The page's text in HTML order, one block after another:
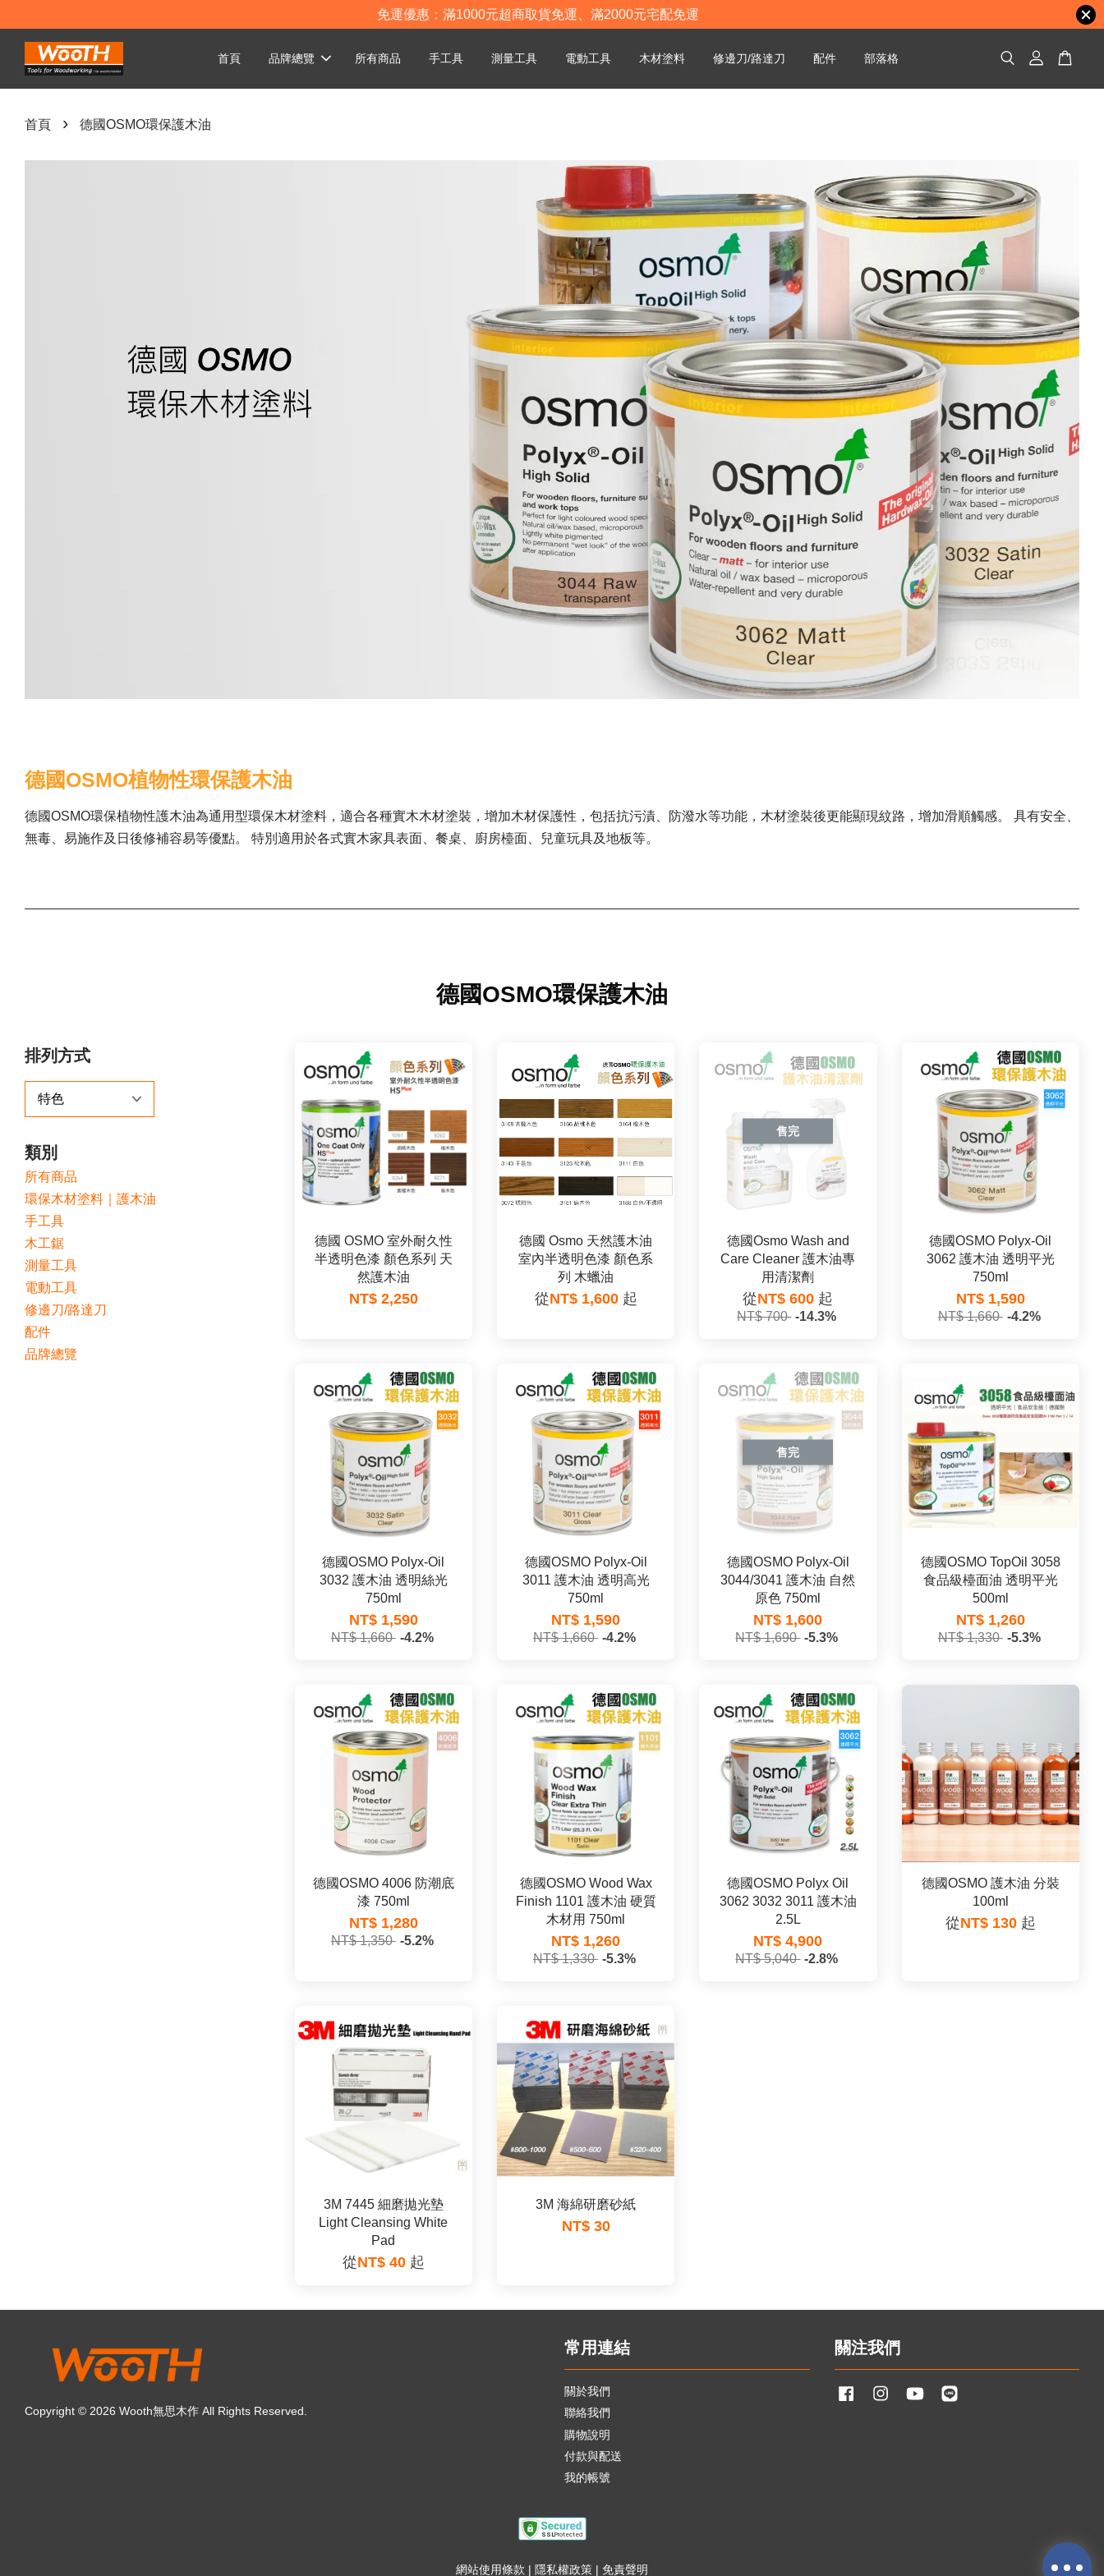
免運優惠：滿1000元超商取貨免運、滿2000元宅配免運
首頁 品牌總覽 所有商品 手工具 測量工具 電動工具 木材塗料 修邊刀/路達刀 配件 部落格
首頁 › 德國OSMO環保護木油
德國OSMO植物性環保護木油
德國OSMO環保植物性護木油為通用型環保木材塗料，適合各種實木木材塗裝，增加木材保護性，包括抗污漬、防潑水等功能，木材塗裝後更能顯現紋路，增加滑順觸感。 具有安全、
無毒、易施作及日後修補容易等優點。 特別適用於各式實木家具表面、餐桌、廚房檯面、兒童玩具及地板等。
德國OSMO環保護木油
排列方式
類別
所有商品
環保木材塗料｜護木油
手工具
木工鋸
測量工具
電動工具
修邊刀/路達刀
配件
品牌總覽
德國 OSMO 室外耐久性
半透明色漆 顏色系列 天
然護木油
NT$ 2,250
德國 Osmo 天然護木油
室內半透明色漆 顏色系
列 木蠟油
從NT$ 1,600 起
售完
德國Osmo Wash and
Care Cleaner 護木油專
用清潔劑
從NT$ 600 起
NT$ 700 -14.3%
德國OSMO Polyx-Oil
3062 護木油 透明平光
750ml
NT$ 1,590
NT$ 1,660 -4.2%
德國OSMO Polyx-Oil
3032 護木油 透明絲光
750ml
NT$ 1,590
NT$ 1,660 -4.2%
德國OSMO Polyx-Oil
3011 護木油 透明高光
750ml
NT$ 1,590
NT$ 1,660 -4.2%
售完
德國OSMO Polyx-Oil
3044/3041 護木油 自然
原色 750ml
NT$ 1,600
NT$ 1,690 -5.3%
德國OSMO TopOil 3058
食品級檯面油 透明平光
500ml
NT$ 1,260
NT$ 1,330 -5.3%
德國OSMO 4006 防潮底
漆 750ml
NT$ 1,280
NT$ 1,350 -5.2%
德國OSMO Wood Wax
Finish 1101 護木油 硬質
木材用 750ml
NT$ 1,260
NT$ 1,330 -5.3%
德國OSMO Polyx Oil
3062 3032 3011 護木油
2.5L
NT$ 4,900
NT$ 5,040 -2.8%
德國OSMO 護木油 分裝
100ml
從NT$ 130 起
3M 7445 細磨拋光墊
Light Cleansing White
Pad
從NT$ 40 起
3M 海綿研磨砂紙
NT$ 30
Copyright © 2026 Wooth無思木作 All Rights Reserved.
常用連結
關於我們
聯絡我們
購物說明
付款與配送
我的帳號
關注我們
FacebookInstagramYouTube
網站使用條款 隱私權政策 免責聲明